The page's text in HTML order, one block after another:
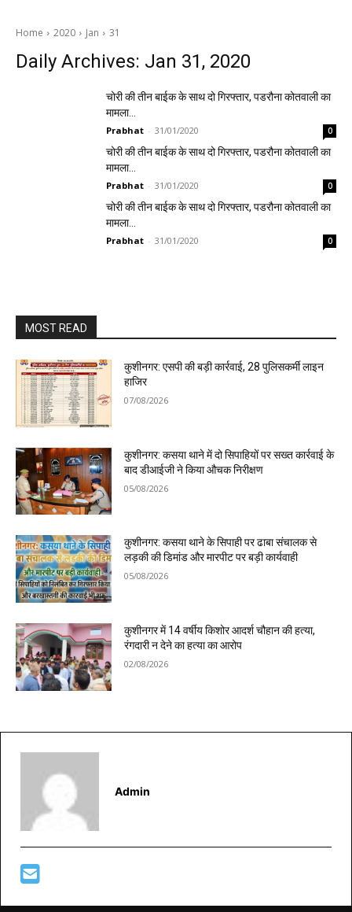
Home 2020 Jan 31
Daily Archives: Jan 31, 2020
चोरी की तीन बाईक के साथ दो गिरफ्तार, पडरौना कोतवाली का
मामला…
Prabhat - 31/01/2020 0
चोरी की तीन बाईक के साथ दो गिरफ्तार, पडरौना कोतवाली का
मामला…
Prabhat - 31/01/2020 0
चोरी की तीन बाईक के साथ दो गिरफ्तार, पडरौना कोतवाली का
मामला…
Prabhat - 31/01/2020 0
MOST READ
कुशीनगर: एसपी की बड़ी कार्रवाई, 28 पुलिसकर्मी लाइन
हाजिर
07/08/2026
कुशीनगर: कसया थाने में दो सिपाहियों पर सख्त कार्रवाई के
बाद डीआईजी ने किया औचक निरीक्षण
05/08/2026
कुशीनगर: कसया थाने के सिपाही पर ढाबा संचालक से
लड़की की डिमांड और मारपीट पर बड़ी कार्यवाही
05/08/2026
कुशीनगर में 14 वर्षीय किशोर आदर्श चौहान की हत्या,
रंगदारी न देने का हत्या का आरोप
02/08/2026
Admin